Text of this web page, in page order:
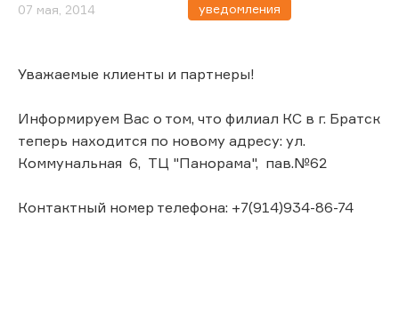
07 мая, 2014 уведомления
Уважаемые клиенты и партнеры!
Информируем Вас о том, что филиал КС в г. Братск
теперь находится по новому адресу: ул.
Коммунальная 6, ТЦ "Панорама", пав.№62
Контактный номер телефона: +7(914)934-86-74